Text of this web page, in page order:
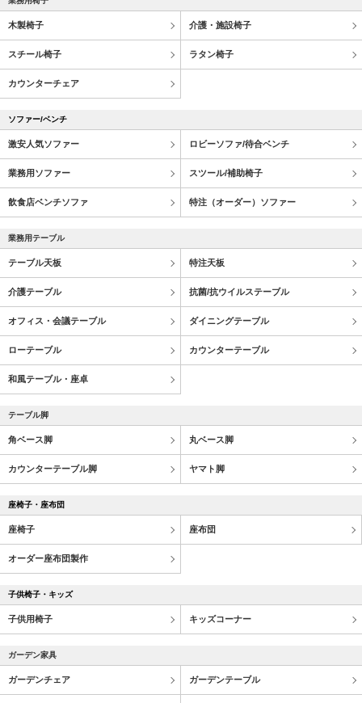
木製椅子 介護・施設椅子
スチール椅子 ラタン椅子
カウンターチェア
ソファー/ベンチ
激安人気ソファー ロビーソファ/待合ベンチ
業務用ソファー スツール/補助椅子
飲食店ベンチソファ 特注（オーダー）ソファー
業務用テーブル
テーブル天板 特注天板
介護テーブル 抗菌/抗ウイルステーブル
オフィス・会議テーブル ダイニングテーブル
ローテーブル カウンターテーブル
和風テーブル・座卓
テーブル脚
角ベース脚 丸ベース脚
カウンターテーブル脚 ヤマト脚
座椅子・座布団
座椅子 座布団
オーダー座布団製作
子供椅子・キッズ
子供用椅子 キッズコーナー
ガーデン家具
ガーデンチェア ガーデンテーブル